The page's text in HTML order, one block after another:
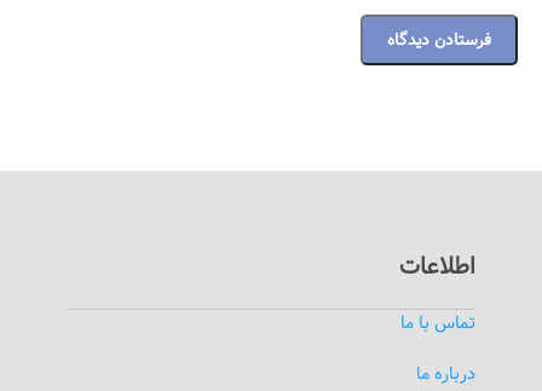
اطلاعات
تماس با ما
درباره ما